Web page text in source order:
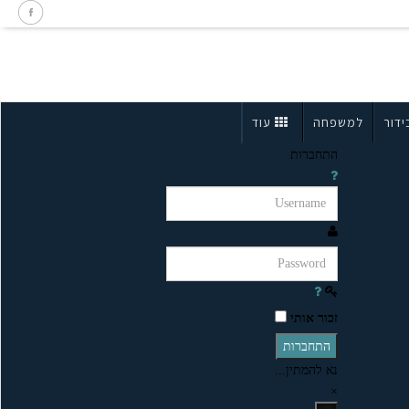
למשפחה עוד
התחברות
זכור אותי
התחברות
נא להמתין...
×